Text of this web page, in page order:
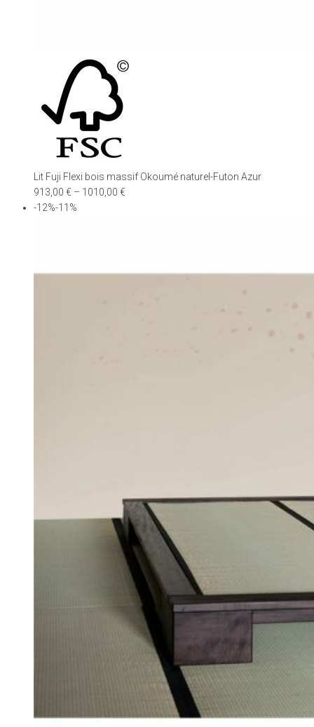
Lit Fuji Flexi bois massif Okoumé naturel-Futon Azur
913,00 € – 1010,00 €
-12%-11%